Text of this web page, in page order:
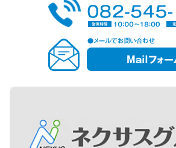
メ
ー
ル
フ
ー